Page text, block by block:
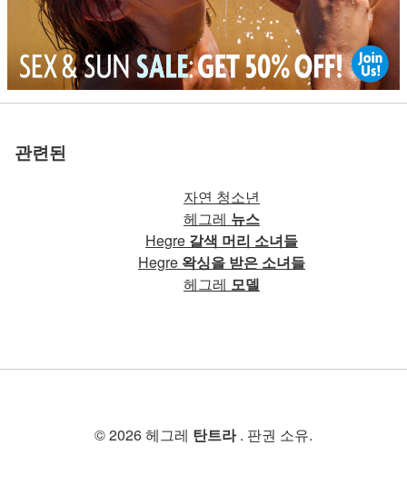
관련된
자연 청소년
헤그레 뉴스
Hegre 갈색 머리 소녀들
Hegre 왁싱을 받은 소녀들
헤그레 모델
© 2026 헤그레 탄트라. 판권 소유.